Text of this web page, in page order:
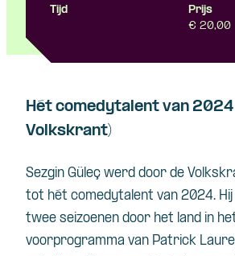
Tijd
Prijs
€ 20,00
Hét comedytalent van 2024
Volkskrant)
Sezgin Güleç werd door de
tot hét comedytalent van 2024.
twee seizoenen door het land in
voorprogramma van Patrick